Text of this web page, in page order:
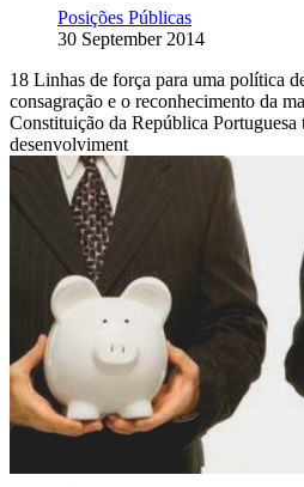
Posições Públicas
30 September 2014
18 Linhas de força para uma política
consagração e o reconhecimento da
Constituição da República Portuguesa
desenvolviment